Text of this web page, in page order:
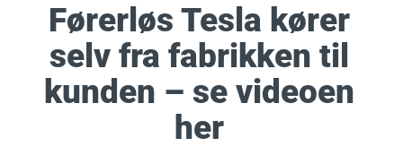
Førerløs Tesla kører
selv fra fabrikken til
kunden – se videoen
her